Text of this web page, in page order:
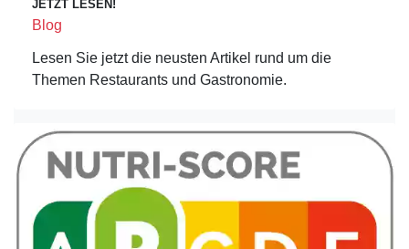
JETZT LESEN!
Blog
Lesen Sie jetzt die neusten Artikel rund um die
Themen Restaurants und Gastronomie.